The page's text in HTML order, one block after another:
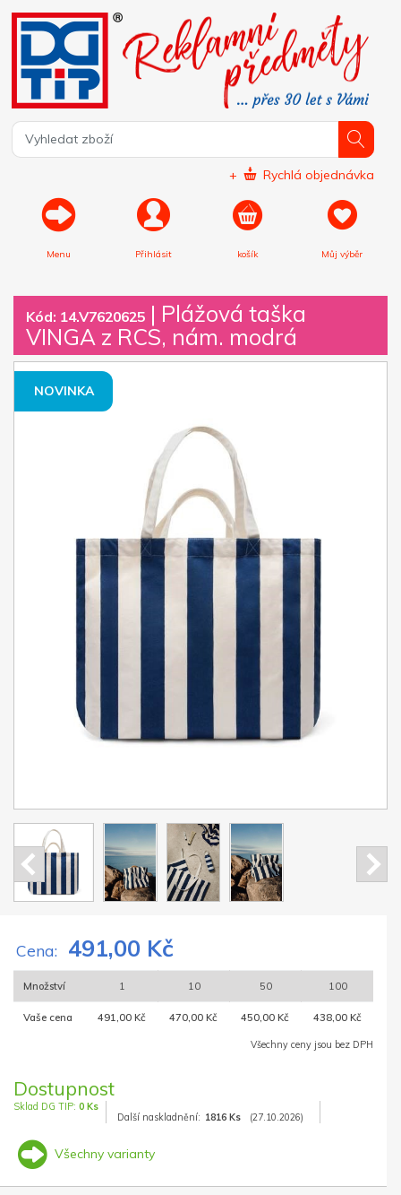
+ Rychlá objednávka
Menu Přihlásit košík Můj výběr
Kód: 14.V7620625 | Plážová taška
VINGA z RCS, nám. modrá
NOVINKA
Cena: 491,00 Kč
Množství 1 10 50 100
Vaše cena 491,00 Kč 470,00 Kč 450,00 Kč 438,00 Kč
Všechny ceny jsou bez DPH
Dostupnost
Sklad DG TIP: 0 Ks
Další naskladnění: 1816 Ks (27.10.2026)
Všechny varianty